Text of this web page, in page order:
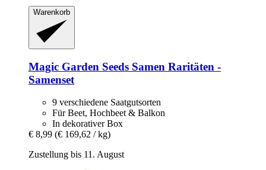
Warenkorb
Magic Garden Seeds Samen Raritäten -​
Samenset
9 verschiedene Saatgutsorten
Für Beet, Hochbeet & Balkon
In dekorativer Box
€ 8,99 (€ 169,62 / kg)
Zustellung bis 11. August